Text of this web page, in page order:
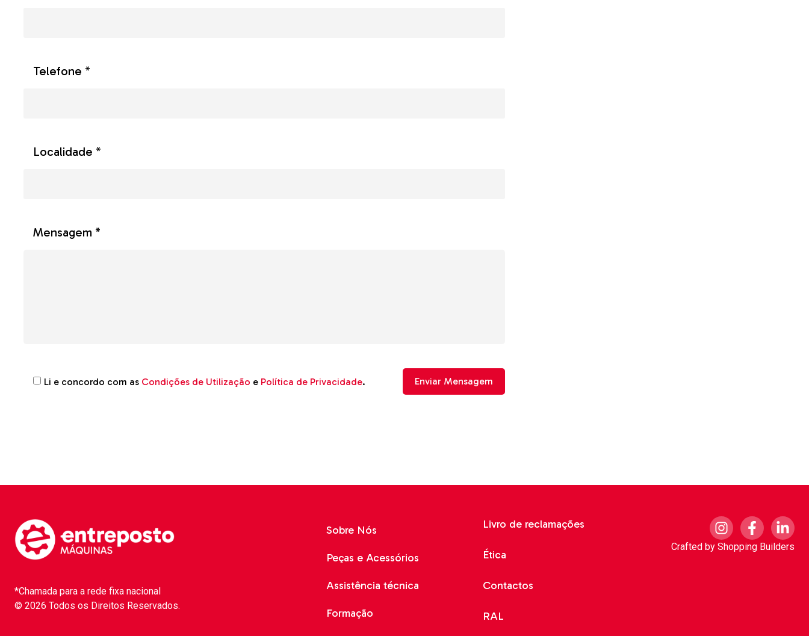
Telefone *
Localidade *
Mensagem *
Li e concordo com as Condições de Utilização e Política de Privacidade.
*Chamada para a rede fixa nacional
© 2026 Todos os Direitos Reservados.
Sobre Nós
Peças e Acessórios
Assistência técnica
Formação
Livro de reclamações
Ética
Contactos
RAL
Crafted by Shopping Builders